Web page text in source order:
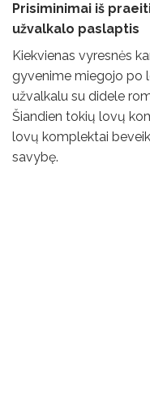
Prisiminimai iš
užvalkalo paslaptis
Kiekvienas vyresnės
gyvenime miegojo po
užvalkalu su didele
Šiandien tokių lovų
lovų komplektai
savybę.